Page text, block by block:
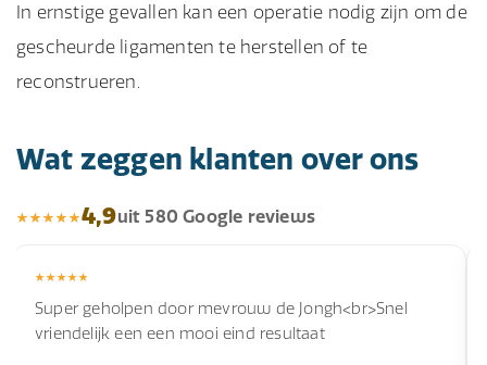
In ernstige gevallen kan een operatie nodig zijn om de
gescheurde ligamenten te herstellen of te
reconstrueren.
Wat zeggen klanten over ons
4,9uit 580 Google reviews
Super geholpen door mevrouw de Jongh<br>Snel
vriendelijk een een mooi eind resultaat